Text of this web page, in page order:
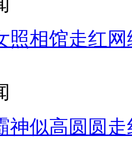
照相馆走红网
神似高圆圆走